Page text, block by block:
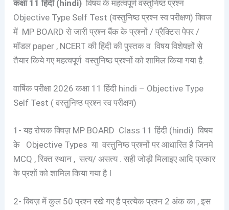
कक्षा 11 हिंदी (hindi) विषय के महत्वपूर्ण वस्तुनिष्ठ प्रश्न
Objective Type Self Test (वस्तुनिष्ठ प्रश्न स्व परीक्षण) क्विज
में MP BOARD से जारी प्रश्न बैंक के प्रश्नों / प्रैक्टिस पेपर /
मॉडल paper , NCERT की हिंदी की पुस्तक व विषय विशेषज्ञों से
तैयार किये गए महत्वपूर्ण वस्तुनिष्ठ प्रश्नों को शामिल किया गया है.
वार्षिक परीक्षा 2026 कक्षा 11 हिंदी hindi – Objective Type
Self Test ( वस्तुनिष्ठ प्रश्न स्व परीक्षण)
1- यह रोचक क्विज़ MP BOARD Class 11 हिंदी (hindi) विषय
के Objective Types या वस्तुनिष्ठ प्रश्नों पर आधारित है जिनमे
MCQ , रिक्त स्थान , सत्य/ असत्य . सही जोड़ी मिलाइए आदि प्रकार
के प्रशों को शामिल किया गया है I
2- क्विज़ में कुल 50 प्रश्न रखे गए है प्रत्येक प्रश्न 2 अंक का , इस